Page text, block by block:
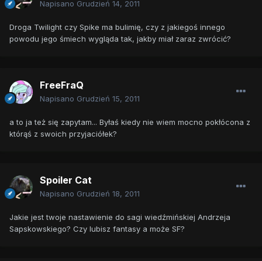
Napisano Grudzień 14, 2011
Droga Twilight czy Spike ma bulimię, czy z jakiegoś innego
powodu jego śmiech wygląda tak, jakby miał zaraz zwrócić?
FreeFraQ
Napisano Grudzień 15, 2011
a to ja też się zapytam... Byłaś kiedy nie wiem mocno pokłócona z
którąś z swoich przyjaciółek?
Spoiler Cat
Napisano Grudzień 18, 2011
Jakie jest twoje nastawienie do sagi wiedźmińskiej Andrzeja
Sapskowskiego? Czy lubisz fantasy a może SF?